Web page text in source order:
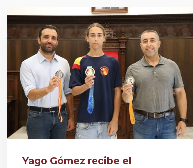
Yago Gómez recibe el